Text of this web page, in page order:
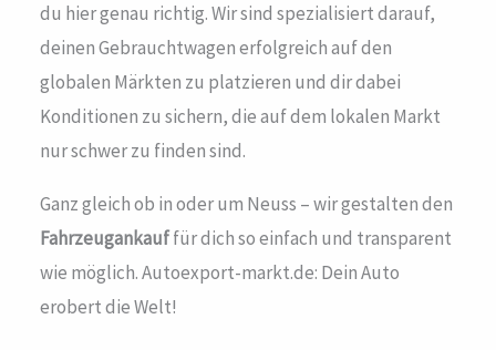
du hier genau richtig. Wir sind spezialisiert darauf,
deinen Gebrauchtwagen erfolgreich auf den
globalen Märkten zu platzieren und dir dabei
Konditionen zu sichern, die auf dem lokalen Markt
nur schwer zu finden sind.
Ganz gleich ob in oder um Neuss – wir gestalten den
Fahrzeugankauffür dich so einfach und transparent
wie möglich. Autoexport-markt.de: Dein Auto
erobert die Welt!